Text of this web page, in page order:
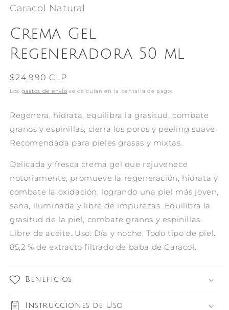
ventana
Caracol Natural
Crema Gel
Regeneradora 50 ml
Precio
habitual
$24.990 CLP
Los gastos de envío se calculan en la pantalla de pago.
Regenera, hidrata, equilibra la grasitud, combate
granos y espinillas, cierra los poros y peeling suave.
Recomendada para pieles grasas y mixtas.
Delicada y fresca crema gel que rejuvenece
notoriamente, promueve la regeneración, hidrata y
combate la oxidación, logrando una piel más joven,
sana, iluminada y libre de impurezas. Equilibra la
grasitud de la piel, combate granos y espinillas.
Libre de aceite. Uso: Día y noche. Todo tipo de piel.
85,2 % de extracto filtrado de baba de Caracol.
Beneficios
Instrucciones de Uso